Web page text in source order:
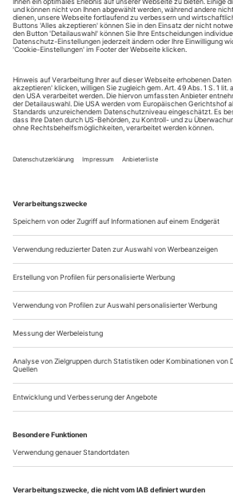
«Ich mag es gern üppig»
Vom Segen der Teamarbeit, von der Lust
Schwierigkeiten mit dem «Parsifal» –
die Bühnenbildnerin Heike Scheele im
Winkelsesser und Albrecht Thiemann
Frau Scheele, Sie setzen gern und
«klassischen» Theatermaschinerie in
Veränderungen und Wandlungen des
mich eng mit dem Theatererlebnis
torische Entwicklung der Technik, die
Spiel mir das Lied vom Liebestod
Wie Verdi die Norm erfüllte, indem er sie
bei sich selbst blieb. Warum «La
einzigartig und alles andere als ein erster
Oper ist
Schon der italienische Musikkritiker
seiner 1859 erschienenen, noch
Monografie die Sonderstellung der
«Traviata» betont. Für Basevi, der
Komponist zweier erfolgloser Opern
Instrumentalmusik der deutschen